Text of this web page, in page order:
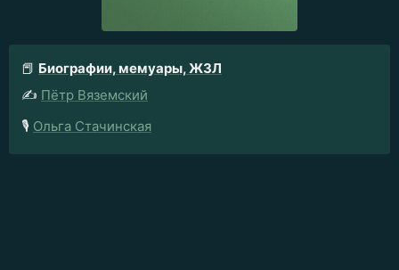
📕 Биографии, мемуары, ЖЗЛ
✍️ Пётр Вяземский
🎙️ Ольга Стачинская